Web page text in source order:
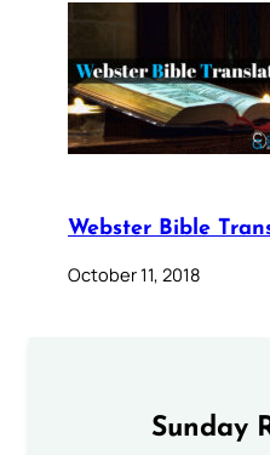
Webster Bible
October 11, 2018
Sunday